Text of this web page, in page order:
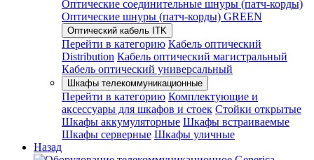
Оптические соединительные шнуры (патч-корды)
Оптические шнуры (патч-корды) GREEN
Оптический кабель ITK
Перейти в категорию Кабель оптический
Distribution Кабель оптический магистральный
Кабель оптический универсальный
Шкафы телекоммуникационные
Перейти в категорию Комплектующие и
аксессуары для шкафов и стоек Стойки открытые
Шкафы аккумуляторные Шкафы встраиваемые
Шкафы серверные Шкафы уличные
Назад